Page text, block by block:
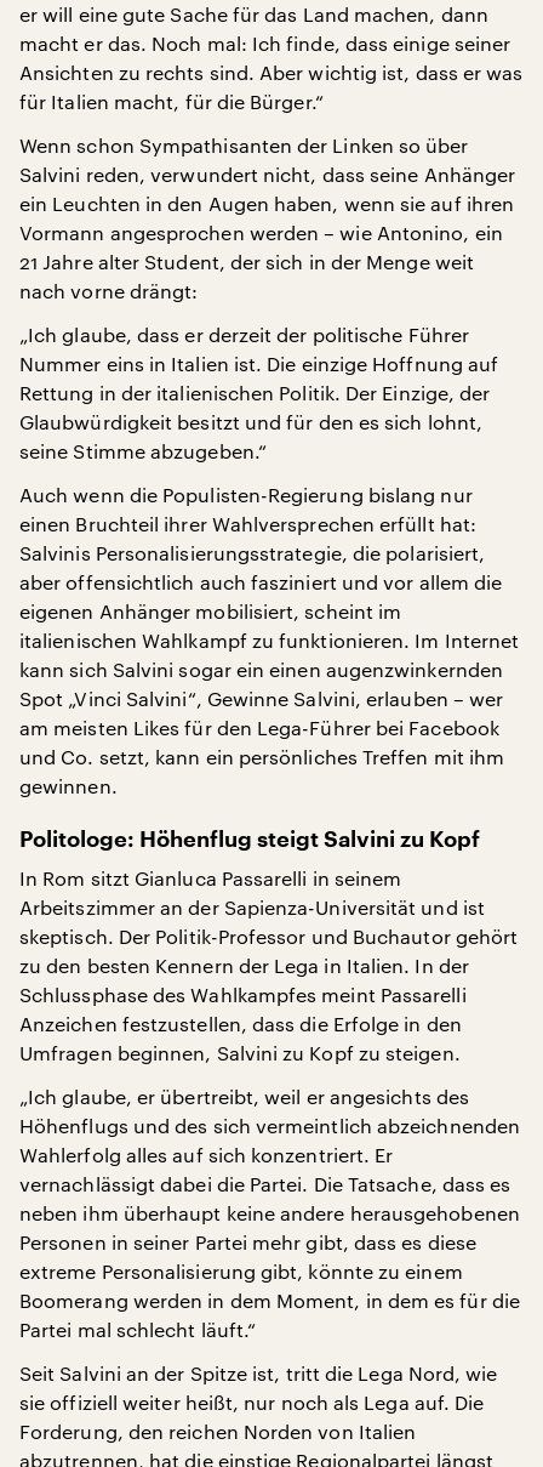
er will eine gute Sache für das Land machen, dann
macht er das. Noch mal: Ich finde, dass einige seiner
Ansichten zu rechts sind. Aber wichtig ist, dass er was
für Italien macht, für die Bürger.“
Wenn schon Sympathisanten der Linken so über
Salvini reden, verwundert nicht, dass seine Anhänger
ein Leuchten in den Augen haben, wenn sie auf ihren
Vormann angesprochen werden – wie Antonino, ein
21 Jahre alter Student, der sich in der Menge weit
nach vorne drängt:
„Ich glaube, dass er derzeit der politische Führer
Nummer eins in Italien ist. Die einzige Hoffnung auf
Rettung in der italienischen Politik. Der Einzige, der
Glaubwürdigkeit besitzt und für den es sich lohnt,
seine Stimme abzugeben.“
Auch wenn die Populisten-Regierung bislang nur
einen Bruchteil ihrer Wahlversprechen erfüllt hat:
Salvinis Personalisierungsstrategie, die polarisiert,
aber offensichtlich auch fasziniert und vor allem die
eigenen Anhänger mobilisiert, scheint im
italienischen Wahlkampf zu funktionieren. Im Internet
kann sich Salvini sogar ein einen augenzwinkernden
Spot „Vinci Salvini“, Gewinne Salvini, erlauben – wer
am meisten Likes für den Lega-Führer bei Facebook
und Co. setzt, kann ein persönliches Treffen mit ihm
gewinnen.
Politologe: Höhenflug steigt Salvini zu Kopf
In Rom sitzt Gianluca Passarelli in seinem
Arbeitszimmer an der Sapienza-Universität und ist
skeptisch. Der Politik-Professor und Buchautor gehört
zu den besten Kennern der Lega in Italien. In der
Schlussphase des Wahlkampfes meint Passarelli
Anzeichen festzustellen, dass die Erfolge in den
Umfragen beginnen, Salvini zu Kopf zu steigen.
„Ich glaube, er übertreibt, weil er angesichts des
Höhenflugs und des sich vermeintlich abzeichnenden
Wahlerfolg alles auf sich konzentriert. Er
vernachlässigt dabei die Partei. Die Tatsache, dass es
neben ihm überhaupt keine andere herausgehobenen
Personen in seiner Partei mehr gibt, dass es diese
extreme Personalisierung gibt, könnte zu einem
Boomerang werden in dem Moment, in dem es für die
Partei mal schlecht läuft.“
Seit Salvini an der Spitze ist, tritt die Lega Nord, wie
sie offiziell weiter heißt, nur noch als Lega auf. Die
Forderung, den reichen Norden von Italien
abzutrennen, hat die einstige Regionalpartei längst